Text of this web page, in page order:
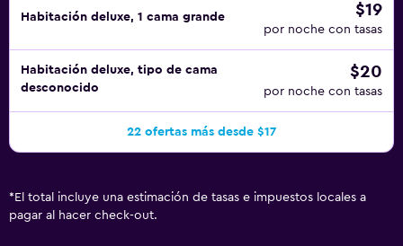
Habitación deluxe, 1 cama grande $19
por noche con tasas
Habitación deluxe, tipo de cama
desconocido
$20
por noche con tasas
22 ofertas más desde $17
* El total incluye una estimación de tasas e impuestos locales a
pagar al hacer check-out.